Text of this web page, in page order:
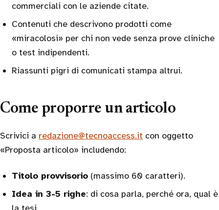
commerciali con le aziende citate.
Contenuti che descrivono prodotti come
«miracolosi» per chi non vede senza prove cliniche
o test indipendenti.
Riassunti pigri di comunicati stampa altrui.
Come proporre un articolo
Scrivici a redazione@tecnoaccess.it con oggetto
«Proposta articolo» includendo:
Titolo provvisorio (massimo 60 caratteri).
Idea in 3-5 righe: di cosa parla, perché ora, qual è